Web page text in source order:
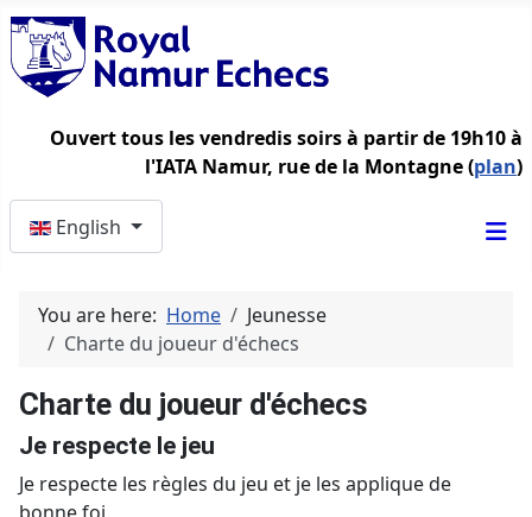
Ouvert tous les vendredis soirs à partir de 19h10 à
l'IATA Namur, rue de la Montagne (plan)
English
You are here: Home
Jeunesse
Charte du joueur d'échecs
Charte du joueur d'échecs
Je respecte le jeu
Je respecte les règles du jeu et je les applique de